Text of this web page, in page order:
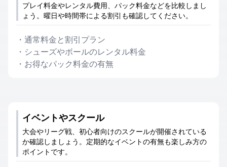
プレイ料金やレンタル費用、パック料金などを比較しまし
ょう。曜日や時間帯による割引も確認してください。
・ 通常料金と割引プラン
・ シューズやボールのレンタル料金
・ お得なパック料金の有無
イベントやスクール
大会やリーグ戦、初心者向けのスクールが開催されている
か確認しましょう。定期的なイベントの有無も楽しみ方の
ポイントです。